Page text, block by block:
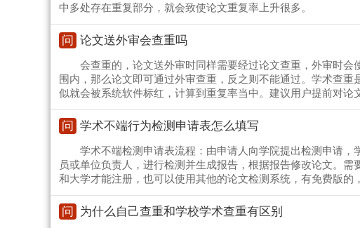
中多处存在重复部分，就会致使论文重复率上升很多。
问 论文送外审会查重吗
会查重的，论文送外审时同样需要经过论文查重，外审时
围内，那么论文即可通过外审查重，反之则不能通过。学术查
似就会被系统软件标红，计算到重复率当中。建议用户提前对论
问 学术不端行为检测申请表怎么填写
学术不端检测申请表流程：由申请人向学院提出检测申请
员或单位负责人，进行检测并生成报告，根据报告修改论文。
和大学才能注册，也可以使用其他的论文检测系统，有免费版的
问 为什么自己查重和学校学术查重有区别